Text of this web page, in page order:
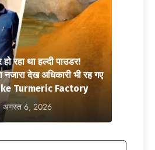
रहा था हल्दी पाउडर!
देख अधिकारी भी रह गए
Turmeric Factory
अगस्त 6, 2026